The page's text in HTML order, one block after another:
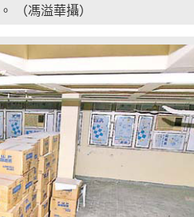
（馮溢華攝）